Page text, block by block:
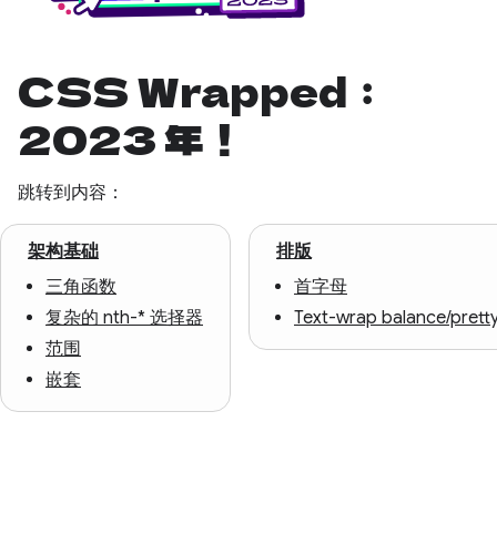
CSS Wrapped：
2023 年！
跳转到内容：
架构基础
三角函数
复杂的 nth-* 选择器
范围
嵌套
排版
首字母
Text-wrap balance/